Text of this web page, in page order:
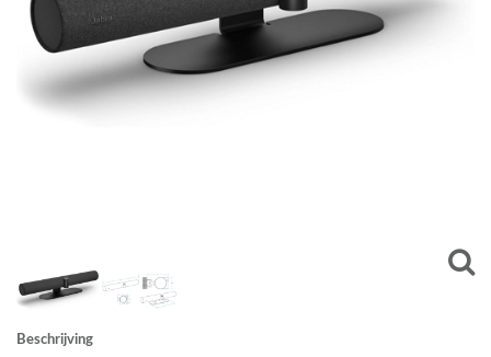
Beschrijving